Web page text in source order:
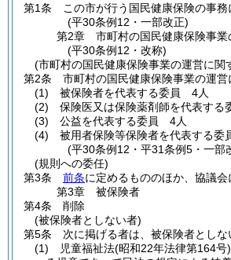
第1条
この市が行う国民健康保険の事
(平30条例12・一部改正)
第2章
市町村の国民健康保険事
(平30条例12・改称)
(市町村の国民健康保険事業の運営に関
第2条
市町村の国民健康保険事業の運
(1)
被保険者を代表する委員 4人
(2)
保険医又は保険薬剤師を代表す
(3)
公益を代表する委員 4人
(4)
被用者保険等保険者を代表する
(平30条例12・平31条例5・一部
(規則への委任)
第3条
前条に定めるもののほか、協議
第3章
被保険者
第4条
削除
(被保険者としない者)
第5条
次に掲げる者は、被保険者としな
(1)
児童福祉法(昭和22年法律第164号)